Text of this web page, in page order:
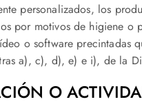
personalizados, los
por motivos de higiene o
o software precintadas
a), c), d), e) e i), de la
O